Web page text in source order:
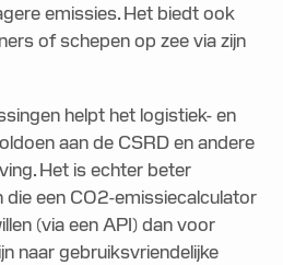
emissies. Het biedt ook
of schepen op zee via zijn
helpt het logistiek- en
aan de CSRD en andere
Het is echter beter
een CO2-emissiecalculator
(via een API) dan voor
naar gebruiksvriendelijke